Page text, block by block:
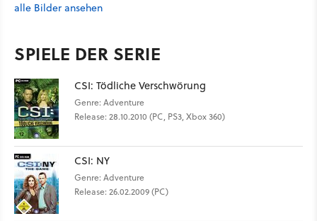
alle Bilder ansehen
SPIELE DER SERIE
CSI: Tödliche Verschwörung
Genre: Adventure
Release: 28.10.2010 (PC, PS3, Xbox 360)
CSI: NY
Genre: Adventure
Release: 26.02.2009 (PC)